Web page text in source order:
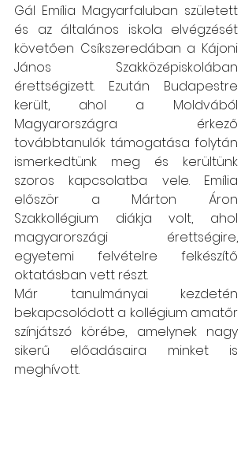
Gál Emília Magyarfaluban született
és az általános iskola elvégzését
követően Csíkszeredában a Kájoni
János Szakközépiskolában
érettségizett. Ezután Budapestre
került, ahol a Moldvából
Magyarországra érkező
továbbtanulók támogatása folytán
ismerkedtünk meg és kerültünk
szoros kapcsolatba vele. Emília
először a Márton Áron
Szakkollégium diákja volt, ahol
magyarországi érettségire,
egyetemi felvételre felkészítő
oktatásban vett részt.
Már tanulmányai kezdetén
bekapcsolódott a kollégium amatőr
színjátszó körébe, amelynek nagy
sikerű előadásaira minket is
meghívott.